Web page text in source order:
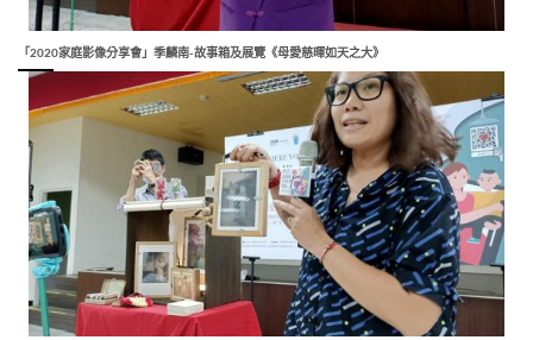
「2020家庭影像分享會」季麟南-故事箱及展覽《母愛慈暉如天之大》